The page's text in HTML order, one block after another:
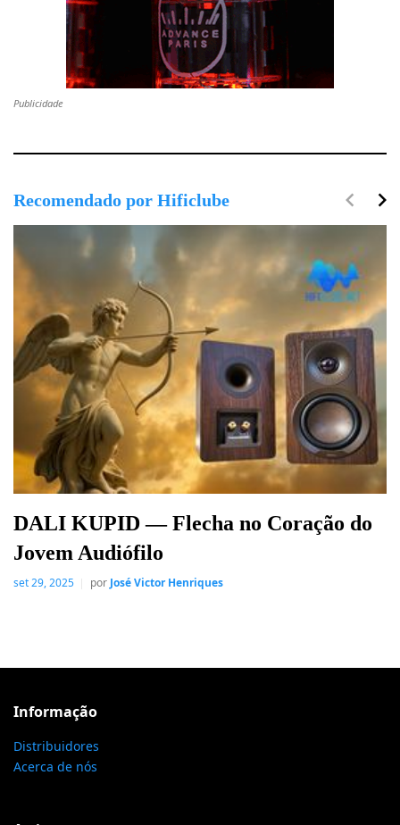
Publicidade
Recomendado por Hificlube
DALI KUPID — Flecha no Coração do
Jovem Audiófilo
set 29, 2025 porJosé Victor Henriques
navigate_next
navigate_before
Informação
Distribuidores
Acerca de nós